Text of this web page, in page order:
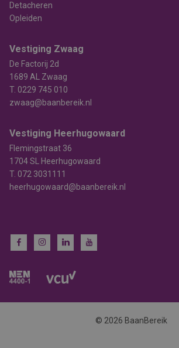
Detacheren
Opleiden
Vestiging Zwaag
De Factorij 2d
1689 AL Zwaag
T. 0229 745 010
zwaag@baanbereik.nl
Vestiging Heerhugowaard
Flemingstraat 36
1704 SL Heerhugowaard
T. 072 3031111
heerhugowaard@baanbereik.nl
© 2026 BaanBereik